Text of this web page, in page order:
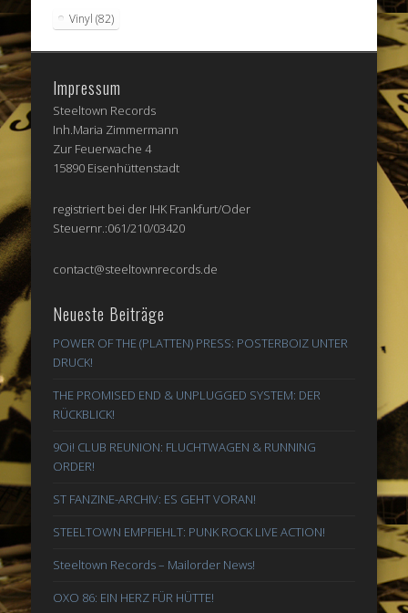
Vinyl (82)
Impressum
Steeltown Records
Inh.Maria Zimmermann
Zur Feuerwache 4
15890 Eisenhüttenstadt
registriert bei der IHK Frankfurt/Oder
Steuernr.:061/210/03420
contact@steeltownrecords.de
Neueste Beiträge
POWER OF THE (PLATTEN) PRESS: POSTERBOIZ UNTER
DRUCK!
THE PROMISED END & UNPLUGGED SYSTEM: DER
RÜCKBLICK!
9Oi! CLUB REUNION: FLUCHTWAGEN & RUNNING
ORDER!
ST FANZINE-ARCHIV: ES GEHT VORAN!
STEELTOWN EMPFIEHLT: PUNK ROCK LIVE ACTION!
Steeltown Records – Mailorder News!
OXO 86: EIN HERZ FÜR HÜTTE!